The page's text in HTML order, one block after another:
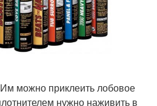
Им можно приклеить лобовое
нужно наживить в